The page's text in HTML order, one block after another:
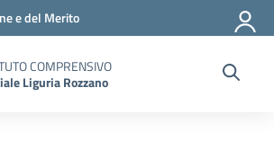
e del Merito
COMPRENSIVO
Liguria Rozzano